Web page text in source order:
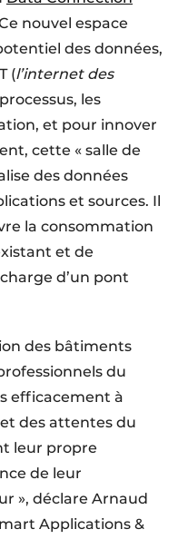
nouvel espace
des données,
(l’internet des
les
et pour innover
cette « salle de
des données
et sources. Il
la consommation
et de
d’un pont
des bâtiments
du
efficacement à
des attentes du
leur propre
de leur
», déclare Arnaud
Applications &